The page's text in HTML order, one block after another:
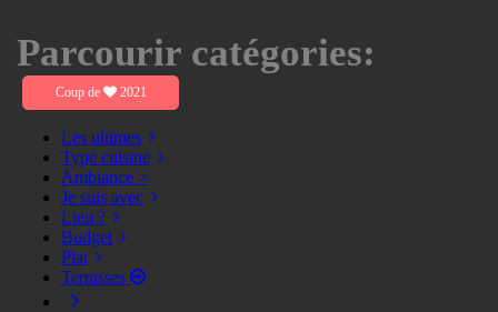
Parcourir catégories:
Coup de 2021
Les ultimes
Type cuisine
Ambiance >
Je suis avec
Lieu ?
Budget
Plat
Terrasses